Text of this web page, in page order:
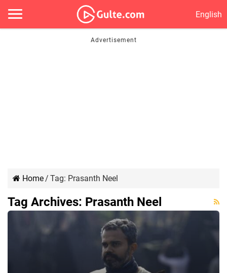
English
Home/ Tag: Prasanth Neel
Tag Archives: Prasanth Neel